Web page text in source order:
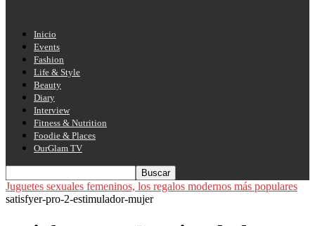
Inicio
Events
Fashion
Life & Style
Beauty
Diary
Interview
Fitness & Nutrition
Foodie & Places
OurGlam TV
Juguetes sexuales femeninos, los regalos modernos más populares
satisfyer-pro-2-estimulador-mujer